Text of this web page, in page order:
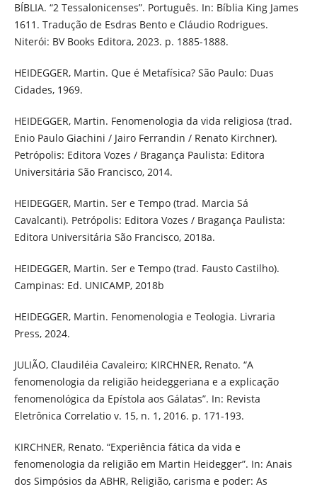
BÍBLIA. “2 Tessalonicenses”. Português. In: Bíblia King James
1611. Tradução de Esdras Bento e Cláudio Rodrigues.
Niterói: BV Books Editora, 2023. p. 1885-1888.
HEIDEGGER, Martin. Que é Metafísica? São Paulo: Duas
Cidades, 1969.
HEIDEGGER, Martin. Fenomenologia da vida religiosa (trad.
Enio Paulo Giachini / Jairo Ferrandin / Renato Kirchner).
Petrópolis: Editora Vozes / Bragança Paulista: Editora
Universitária São Francisco, 2014.
HEIDEGGER, Martin. Ser e Tempo (trad. Marcia Sá
Cavalcanti). Petrópolis: Editora Vozes / Bragança Paulista:
Editora Universitária São Francisco, 2018a.
HEIDEGGER, Martin. Ser e Tempo (trad. Fausto Castilho).
Campinas: Ed. UNICAMP, 2018b
HEIDEGGER, Martin. Fenomenologia e Teologia. Livraria
Press, 2024.
JULIÃO, Claudiléia Cavaleiro; KIRCHNER, Renato. “A
fenomenologia da religião heideggeriana e a explicação
fenomenológica da Epístola aos Gálatas”. In: Revista
Eletrônica Correlatio v. 15, n. 1, 2016. p. 171-193.
KIRCHNER, Renato. “Experiência fática da vida e
fenomenologia da religião em Martin Heidegger”. In: Anais
dos Simpósios da ABHR, Religião, carisma e poder: As